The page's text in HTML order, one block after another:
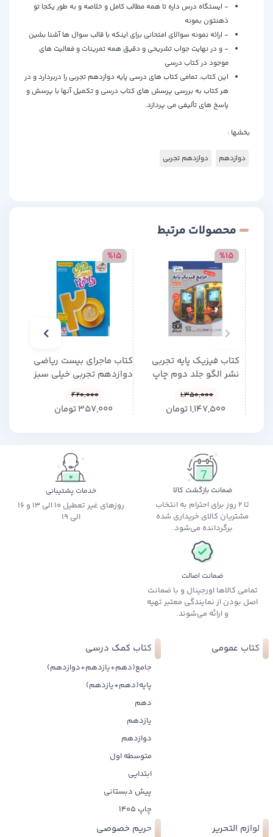
- ایستگاه درس داره تا همه مطالب کامل و خلاصه و به طور یکجا تو
ذهنتون بمونه
- ارائه نمونه سوالای امتحانی برای اینکه با قالب سوال ها آشنا بشین
- و در نهایت جواب تشریحی و دقیق همه تمرینات و فعالیت های
موجود در کتاب درسی
این کتاب، تمامی کتاب های درسی پایه دوازدهم تجربی را دربردارد و در
هر کتاب به بررسی پرسش های کتاب درسی و تکمیل آنها با پرسش و
پاسخ های تألیفی می پردازد.
بخشها :
دوازدهم دوازدهم تجربی
محصولات مرتبط
کتاب فیزیک پایه تجربی
نشر الگو جلد دوم چاپ
%15
1,350,000
1,147,500تومان
کتاب ماجرای بیست ریاضی
دوازدهم تجربی خیلی سبز
%15
420,000
357,000تومان
ضمانت بازگشت کالا
تا 2 روز برای احترام به انتخاب
مشتریان کالای خریداری شده
برگردانده می‌شود.
خدمات پشتیبانی
روزهای غیر تعطیل 10 الی 13 و 16
الی 19
ضمانت اصالت
تمامی کالاها اورجینال و با ضمانت
اصل بودن از نمایندگی معتبر تهیه
و ارائه می‌شوند.
کتاب عمومی کتاب کمک درسی
جامع(دهم+یازدهم+دوازدهم)
پایه(دهم+یازدهم)
دهم
یازدهم
دوازدهم
متوسطه اول
ابتدایی
پیش دبستانی
چاپ 1405
لوازم التحریر حریم خصوصی